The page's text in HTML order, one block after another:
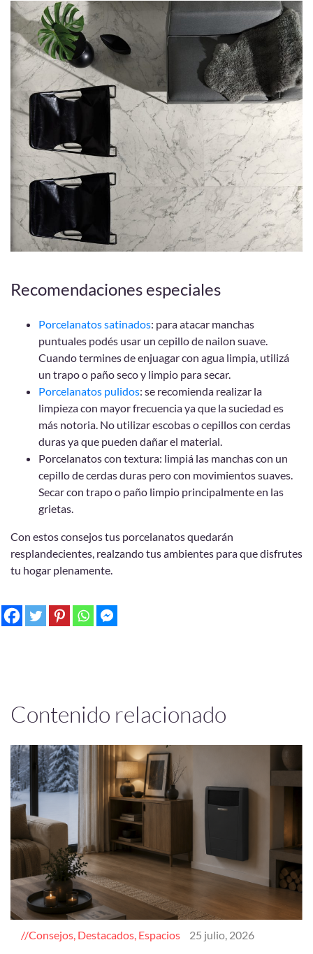
Recomendaciones especiales
Porcelanatos satinados: para atacar manchas
puntuales podés usar un cepillo de nailon suave.
Cuando termines de enjuagar con agua limpia, utilizá
un trapo o paño seco y limpio para secar.
Porcelanatos pulidos: se recomienda realizar la
limpieza con mayor frecuencia ya que la suciedad es
más notoria. No utilizar escobas o cepillos con cerdas
duras ya que pueden dañar el material.
Porcelanatos con textura: limpiá las manchas con un
cepillo de cerdas duras pero con movimientos suaves.
Secar con trapo o paño limpio principalmente en las
grietas.
Con estos consejos tus porcelanatos quedarán
resplandecientes, realzando tus ambientes para que disfrutes
tu hogar plenamente.
Contenido relacionado
Consejos, Destacados, Espacios 25 julio, 2026